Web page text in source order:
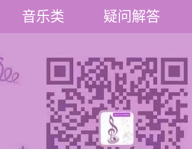
音乐类 疑问解答